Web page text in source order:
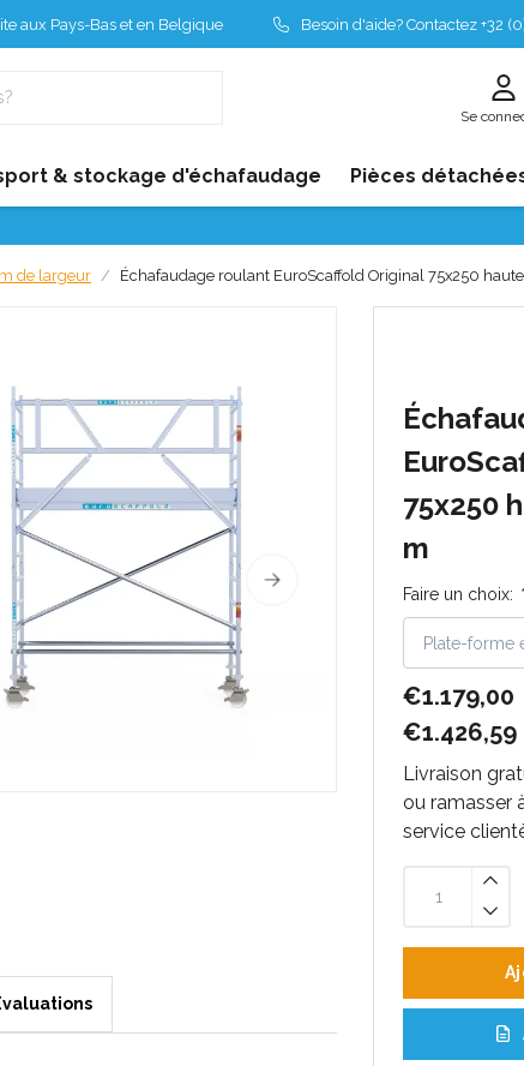
aux Pays-Bas et en Belgique Besoin d'aide? Contactez +32
Se
& stockage d'échafaudage Pièces
de largeur Échafaudage roulant EuroScaffold Original 75x250
75x250
m
Faire un choix: *
€1.179,00
€1.426,59
Livraison
ou ramasser
service